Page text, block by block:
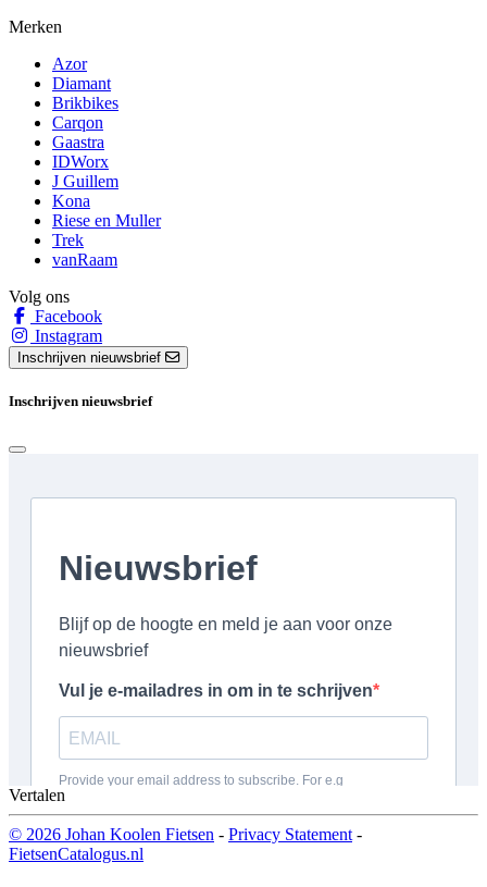
Merken
Azor
Diamant
Brikbikes
Carqon
Gaastra
IDWorx
J Guillem
Kona
Riese en Muller
Trek
vanRaam
Volg ons
Facebook
Instagram
Inschrijven nieuwsbrief
Inschrijven nieuwsbrief
Vertalen
© 2026 Johan Koolen Fietsen - Privacy Statement -
FietsenCatalogus.nl